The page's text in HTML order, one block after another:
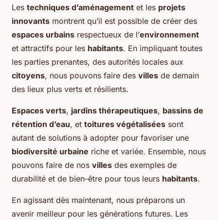
Les techniques d’aménagement et les projets
innovants montrent qu’il est possible de créer des
espaces urbains respectueux de l’environnement
et attractifs pour les habitants. En impliquant toutes
les parties prenantes, des autorités locales aux
citoyens, nous pouvons faire des villes de demain
des lieux plus verts et résilients.
Espaces verts, jardins thérapeutiques, bassins de
rétention d’eau, et toitures végétalisées sont
autant de solutions à adopter pour favoriser une
biodiversité urbaine riche et variée. Ensemble, nous
pouvons faire de nos villes des exemples de
durabilité et de bien-être pour tous leurs habitants.
En agissant dès maintenant, nous préparons un
avenir meilleur pour les générations futures. Les